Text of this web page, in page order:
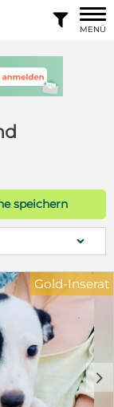

MENÜ
speichern
d
Gold-Inserat